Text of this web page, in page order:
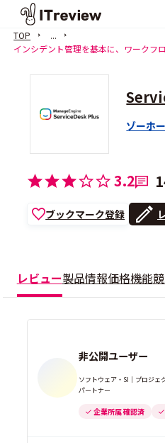
TOP
...
インシデント管理を基本に、ワークフ
ゾーホ
3.2
ブックマーク登録
レビュー製品情報価格機能
非公開ユーザー
ソフトウェア・SI｜プロジェ
パートナー
企業所属 確認済